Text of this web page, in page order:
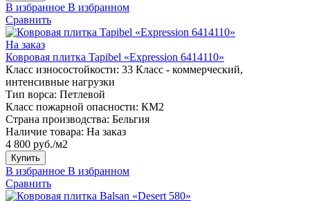
В избранное В избранном
Сравнить
На заказ
Ковровая плитка Tapibel «Expression 6414110»
Класс износостойкости: 33 Класс - коммерческий,
интенсивные нагрузки
Тип ворса: Петлевой
Класс пожарной опасности: КМ2
Страна производства: Бельгия
Наличие товара: На заказ
4 800 руб./м2
Купить
В избранное В избранном
Сравнить